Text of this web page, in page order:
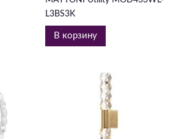
L3BS3K
В корзину